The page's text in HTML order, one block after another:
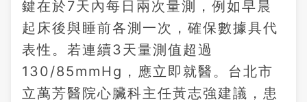
鍵在於7天內每日兩次量測，例如早晨
起床後與睡前各測一次，確保數據具代
表性。若連續3天量測值超過
130/85mmHg，應立即就醫。台北市
立萬芳醫院心臟科主任黃志強建議，患